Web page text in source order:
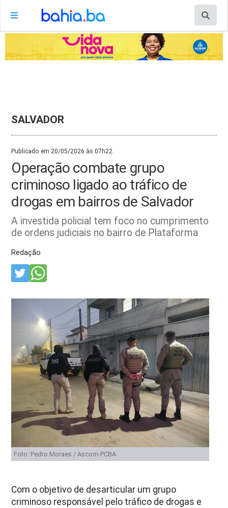
SALVADOR
Publicado em 20/05/2026 às 07h22.
Operação combate grupo
criminoso ligado ao tráfico de
drogas em bairros de Salvador
A investida policial tem foco no cumprimento
de ordens judiciais no bairro de Plataforma
Redação
Foto: Pedro Moraes / Ascom-PCBA
Com o objetivo de desarticular um grupo
criminoso responsável pelo tráfico de drogas e